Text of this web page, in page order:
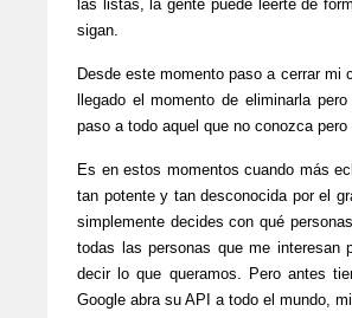
las listas, la gente puede leerte de
sigan.
Desde este momento paso a cerrar mi
llegado el momento de eliminarla
paso a todo aquel que no conozca
Es en estos momentos cuando más
tan potente y tan desconocida por el
simplemente decides con qué
todas las personas que me
decir lo que queramos. Pero antes
Google abra su API a todo el mundo,